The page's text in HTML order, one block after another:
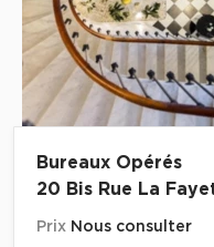
Bureaux Opérés
20 Bis Rue La
Prix Nous consulter